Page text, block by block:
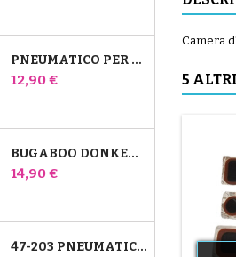
PNEUMATICO PER PASSEGGINO JANÉ SLALOM PRO E POWERTWIN
Prezzo
12,90 €
BUGABOO DONKEY 39X177 PNEUMATICO COMPATIBILE PER PASSEGGINO - PER RUOTA ANTERIORE
Prezzo
14,90 €
47-203 PNEUMATICO COMPATIBILE CON IL PASSEGGINO BUGABOO DONKEY - PER RUOTA POSTERIORE
Camera
5